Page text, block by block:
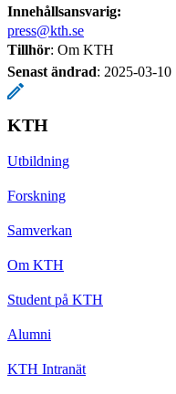
Innehållsansvarig:
press@kth.se
Tillhör: Om KTH
Senast ändrad: 2025-03-10
KTH
Utbildning
Forskning
Samverkan
Om KTH
Student på KTH
Alumni
KTH Intranät